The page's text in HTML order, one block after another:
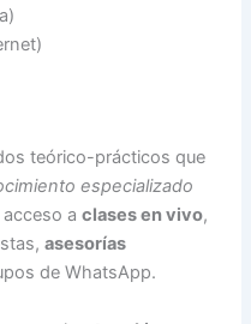
teórico-prácticos que
especializado
acceso aclases en vivo,
asesorías
de WhatsApp.